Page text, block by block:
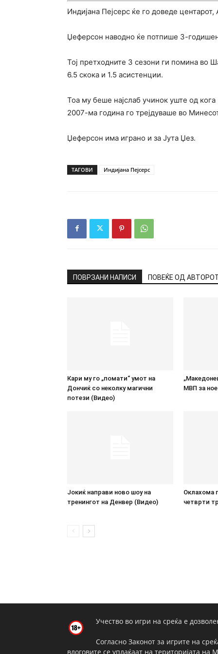
Индијана Пејсерс ќе го доведе
Џеферсон наводно ќе потпише 3-
Тој претходните 3 сезони ги помина во
6.5 скока и 1.5 асистенции.
Тоа му беше најслаб учинок уште од
2007-ма година го трејдуваше во
Џеферсон има играно и за Јута Џез.
ТАГОВИ Индијана Пејсерс
ПОВРЗАНИ НАПИСИ ПОВЕЌЕ ОД
Кари му го „помати“ умот на
Дончиќ со неколку магични
потези (Видео)
МВП за
Јокиќ направи ново шоу на
тренингот на Денвер (Видео)
Оклахома
четврти
Учество во игри на среќа е
Согласно Законот за игрите на
влоговите се уплаќаат на територијата на